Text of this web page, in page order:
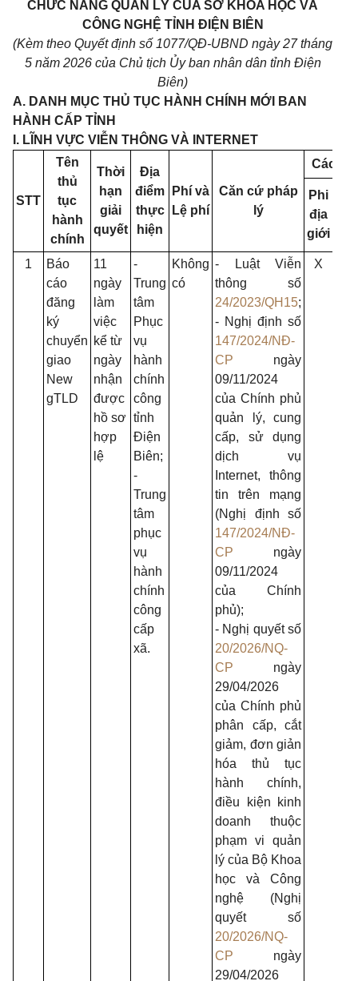
CHỨC NĂNG QUẢN LÝ CỦA SỞ KHOA HỌC VÀ
CÔNG NGHỆ TỈNH ĐIỆN BIÊN
(Kèm theo Quyết định số 1077/QĐ-UBND ngày 27 tháng
5 năm 2026 của Chủ tịch Ủy ban nhân dân tỉnh Điện
Biên)
A. DANH MỤC THỦ TỤC HÀNH CHÍNH MỚI BAN
HÀNH CẤP TỈNH
I. LĨNH VỰC VIỄN THÔNG VÀ INTERNET
STT
Tên
thủ
tục
hành
chính
Thời
hạn
giải
quyết
Địa
điểm
thực
hiện
Phí và
Lệ phí
Căn cứ pháp
lý
Cách
Phi
địa
giới
1
Báo
cáo
đăng
ký
chuyển
giao
New
gTLD
11
ngày
làm
việc
kể từ
ngày
nhận
được
hồ sơ
hợp
lệ
-
Trung
tâm
Phục
vụ
hành
chính
công
tỉnh
Điện
Biên;
-
Trung
tâm
phục
vụ
hành
chính
công
cấp
xã.
Không
có
- Luật Viễn
thông số
24/2023/QH15;
- Nghị định số
147/2024/NĐ-
CP ngày
09/11/2024
của Chính phủ
quản lý, cung
cấp, sử dụng
dịch vụ
Internet, thông
tin trên mạng
(Nghị định số
147/2024/NĐ-
CP ngày
09/11/2024
của Chính
phủ);
- Nghị quyết số
20/2026/NQ-
CP ngày
29/04/2026
của Chính phủ
phân cấp, cắt
giảm, đơn giản
hóa thủ tục
hành chính,
điều kiện kinh
doanh thuộc
phạm vi quản
lý của Bộ Khoa
học và Công
nghệ (Nghị
quyết số
20/2026/NQ-
CP ngày
29/04/2026
X